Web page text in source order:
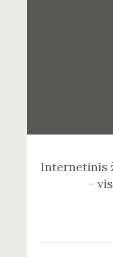
Internetinis
–